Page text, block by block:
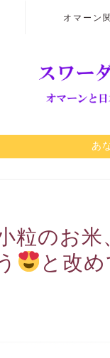
オマーン
あ
粒のお米
と改